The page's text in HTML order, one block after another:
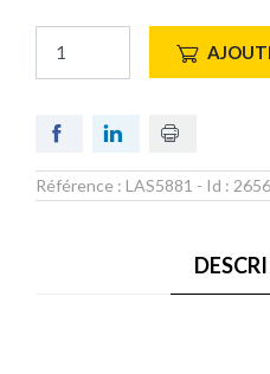
Référence : LAS5881 - Id :